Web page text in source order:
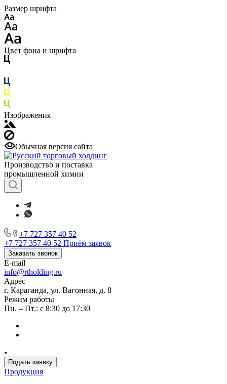
Размер шрифта
Цвет фона и шрифта
Изображения
Обычная версия сайта
Производство и поставка
промышленной химии
+7 727 357 40 52
+7 727 357 40 52 Приём заявок
Заказать звонок
E-mail
info@rtholding.ru
Адрес
г. Караганда, ул. Вагонная, д. 8
Режим работы
Пн. – Пт.: с 8:30 до 17:30
Подать заявку
Продукция